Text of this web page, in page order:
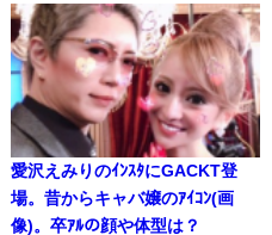
愛沢えみりのｲﾝｽﾀにGACKT登
場。昔からキャバ嬢のｱｲｺﾝ(画
像)。卒ｱﾙの顔や体型は？